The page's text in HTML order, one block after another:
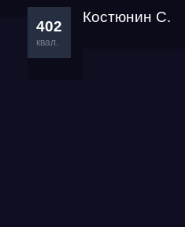
402
квал.
Костюнин С.